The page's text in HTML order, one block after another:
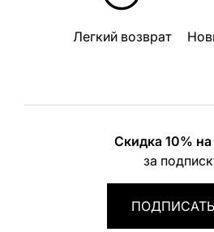
Легкий возврат
Скидка 10% на
за